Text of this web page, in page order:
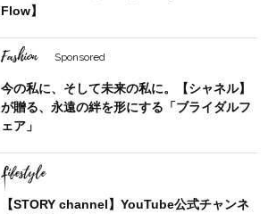
Flow】
Fashion Sponsored
今の私に、そして未来の私に。【シャネル】
が贈る、永遠の絆を形にする「ブライダルフ
ェア」
Lifestyle
【STORY channel】YouTube公式チャンネ